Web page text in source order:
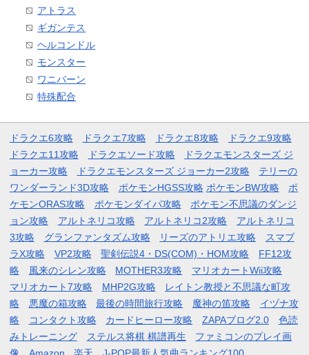
アトラス
ギガンテス
ヘルコンドル
モンスター
ワニバーン
特殊配合
ドラクエ6攻略 ドラクエ7攻略 ドラクエ8攻略
ドラクエ9攻略
ドラクエ11攻略
ドラクエソード攻略
ドラクエモンスターズ ジ
ョーカー攻略
ドラクエモンスターズ ジョーカー2攻略
テリーの
ワンダーランド3D攻略
ポケモンHGSS攻略 ポケモンBW攻略
ポ
ケモンORAS攻略
ポケモンダイパ攻略
ポケモン不思議のダンジ
ョン攻略
アルトネリコ攻略 アルトネリコ2攻略
アルトネリコ
3攻略
グランファンタズム攻略 リーズのアトリエ攻略
スマブ
ラX攻略
VP2攻略 聖剣伝説4・DS(COM)・HOM攻略
FF12攻
略
風来のシレン攻略 MOTHER3攻略
マリオカートWii攻略
マリオカート7攻略
MHP2G攻略
レイトン教授と不思議な町攻
略
悪魔の箱攻略 最後の時間旅行攻略 魔神の笛攻略
イヅナ攻
略
コンタクト攻略 カードヒーロー攻略 ZAPAブログ2.0
色読
みトレーニング
ステルス将棋 棋譜再生
ファミコンのプレイ画